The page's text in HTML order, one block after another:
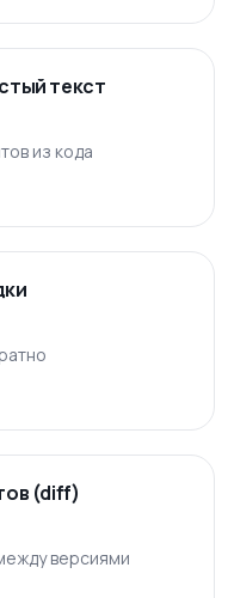
текст
из кода
(diff)
версиями